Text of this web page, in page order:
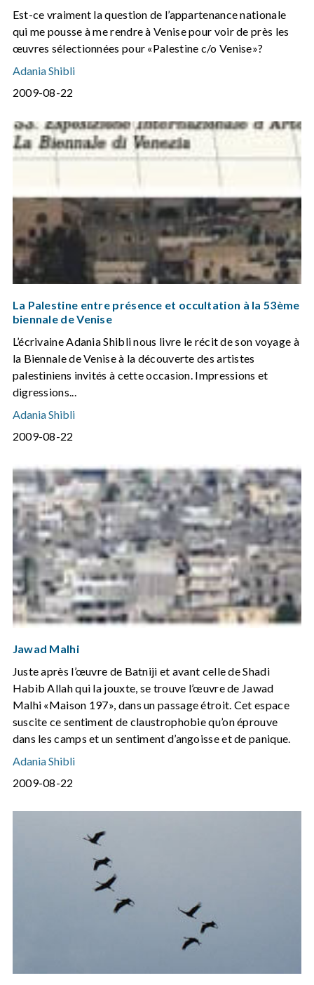
Est-ce vraiment la question de l’appartenance nationale
qui me pousse à me rendre à Venise pour voir de près les
œuvres sélectionnées pour «Palestine c/o Venise»?
Adania Shibli
2009-08-22
La Palestine entre présence et occultation à la 53ème
biennale de Venise
L’écrivaine Adania Shibli nous livre le récit de son voyage à
la Biennale de Venise à la découverte des artistes
palestiniens invités à cette occasion. Impressions et
digressions...
Adania Shibli
2009-08-22
Jawad Malhi
Juste après l’œuvre de Batniji et avant celle de Shadi
Habib Allah qui la jouxte, se trouve l’œuvre de Jawad
Malhi «Maison 197», dans un passage étroit. Cet espace
suscite ce sentiment de claustrophobie qu’on éprouve
dans les camps et un sentiment d’angoisse et de panique.
Adania Shibli
2009-08-22